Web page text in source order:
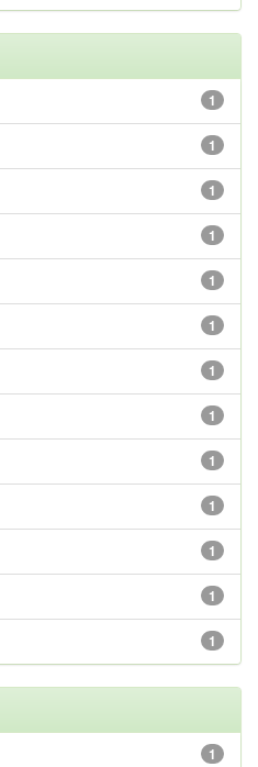
1
1
1
1
1
1
1
1
1
1
1
1
1
1